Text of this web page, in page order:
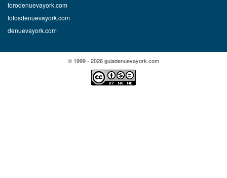
forodenuevayork.com
fotosdenuevayork.com
denuevayork.com
© 1999 - 2026 guiadenuevayork.com